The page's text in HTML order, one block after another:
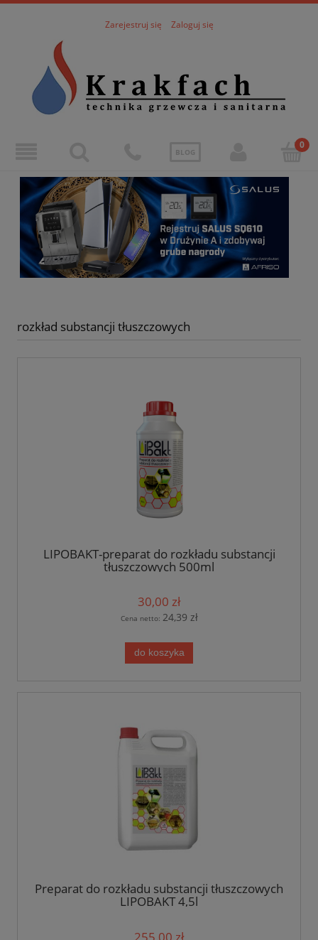
Zarejestruj się Zaloguj się
BLOG
rozkład substancji tłuszczowych
LIPOBAKT-preparat do rozkładu substancji
tłuszczowych 500ml
30,00 zł
Cena netto: 24,39 zł
do koszyka
Preparat do rozkładu substancji tłuszczowych
LIPOBAKT 4,5l
255,00 zł